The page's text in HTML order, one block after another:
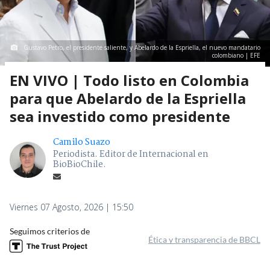
Gustavo Petro, el presidente saliente, y Abelardo de la Espriella, el nuevo mandatario
colombiano | EFE
EN VIVO | Todo listo en Colombia
para que Abelardo de la Espriella
sea investido como presidente
Camilo Suazo
Periodista. Editor de Internacional en
BioBioChile.
Viernes 07 Agosto, 2026 | 15:50
Seguimos criterios de
Ética y transparencia de BBCL